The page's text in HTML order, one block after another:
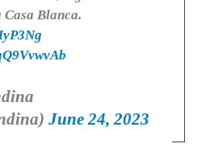
Blanca.
June 24, 2023